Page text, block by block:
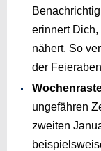
erinnert
nähert. So
der
ungefähren
zweiten